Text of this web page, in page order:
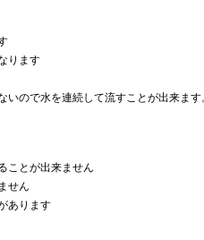
ります
いので水を連続して流すことが出来ます
ことが出来ません
せん
あります